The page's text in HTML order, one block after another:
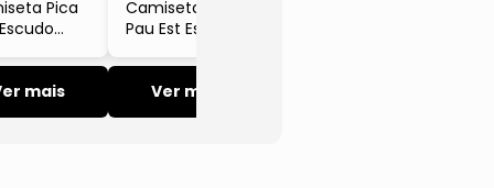
Pica
Manga
Preto
mais
Camiseta Pica
Pau Est Escudo
Ver mais